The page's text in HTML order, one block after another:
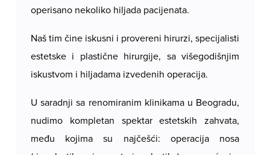
operisano nekoliko hiljada pacijenata.
Naš tim čine iskusni i provereni hirurzi, specijalisti
estetske i plastične hirurgije, sa višegodišnjim
iskustvom i hiljadama izvedenih operacija.
U saradnji sa renomiranim klinikama u Beogradu,
nudimo kompletan spektar estetskih zahvata,
među kojima su najčešći: operacija nosa